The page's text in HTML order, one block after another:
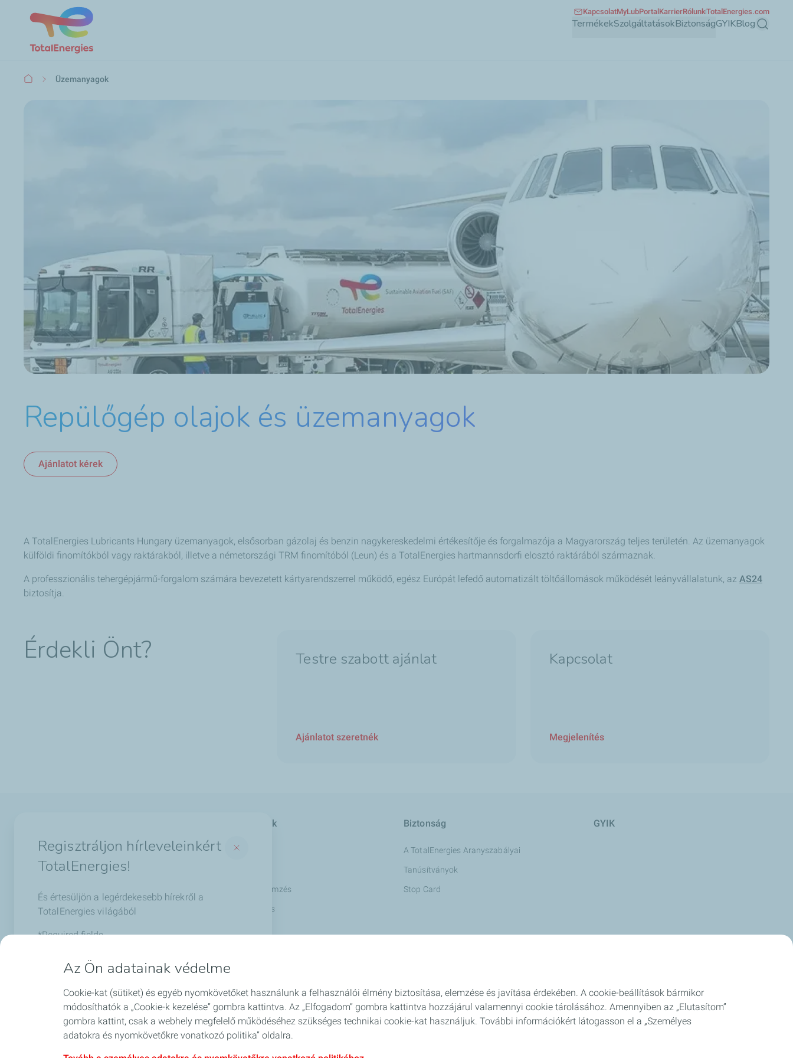
Regisztráljon hírleveleinkért
TotalEnergies!
És értesüljön a legérdekesebb hírekről a
TotalEnergies világából
*Required fields
I agree to receive commercial information by
email. *
Legal mentions
TermékekSzolgáltatásokBiztonságGYIKBlog Keresés
KapcsolatMyLubPortalKarrierRólunkTotalEnergies.com
Morzsa Üzemanyagok
Repülőgép olajok és üzemanyagok
Ajánlatot kérek
A TotalEnergies Lubricants Hungary üzemanyagok, elsősorban gázolaj és benzin nagykereskedelmi értékesítője és forgalmazója a Magyarország teljes területén. Az üzemanyagok
külföldi finomítókból vagy raktárakból, illetve a németországi TRM finomítóból (Leun) és a TotalEnergies hartmannsdorfi elosztó raktárából származnak.
A professzionális tehergépjármű-forgalom számára bevezetett kártyarendszerrel működő, egész Európát lefedő automatizált töltőállomások működését leányvállalatunk, az AS24
biztosítja.
Érdekli Önt? Testre szabott ajánlat
Ajánlatot szeretnék
Kapcsolat
Megjelenítés
Gépjármű kenőanyagok
Ipari kenőanyagok
Aviation
Szolgáltatások
Lubadvisor
LubAnac olajelemzés
Műszaki oktatás
Biztonsági adatlapok
Biztonság
A TotalEnergies Aranyszabályai
Tanúsítványok
Stop Card
GYIK
Az Ön adatainak védelme
Cookie-kat (sütiket) és egyéb nyomkövetőket használunk a felhasználói élmény biztosítása, elemzése és javítása érdekében. A cookie-beállítások bármikor
módosíthatók a „Cookie-k kezelése” gombra kattintva. Az „Elfogadom” gombra kattintva hozzájárul valamennyi cookie tárolásához. Amennyiben az „Elutasítom”
gombra kattint, csak a webhely megfelelő működéséhez szükséges technikai cookie-kat használjuk. További információkért látogasson el a „Személyes
adatokra és nyomkövetőkre vonatkozó politika” oldalra.